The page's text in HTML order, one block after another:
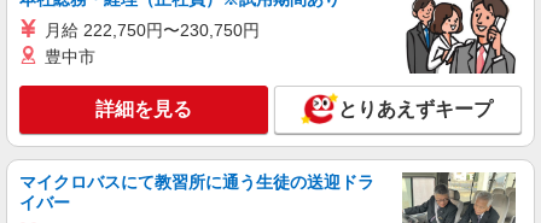
月給 222,750円〜230,750円
豊中市
詳細を見る とりあえずキープ
マイクロバスにて教習所に通う生徒の送迎ドラ
イバー